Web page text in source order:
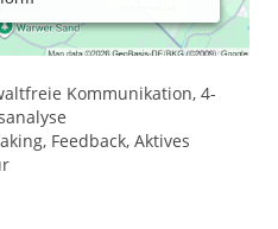
Umsetzung,
Kommunikation, 4-
Feedback, Aktives